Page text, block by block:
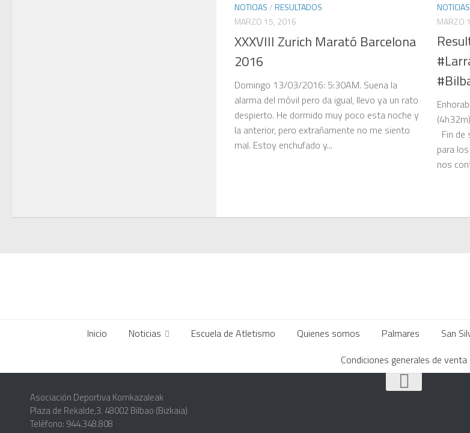
NOTICIAS/RESULTADOS
MARZO 15, 2016
XXXVIII Zurich Marató Barcelona
2016
Domingo 13/03/2016: 5:30AM. Suena la
alarma del móvil pero da igual, llevo ya un rato
despierto. He dormido muy poco esta noche y
la anterior, pero extrañamente no me siento
mal. Estoy enchufado y...
NOTICIAS
MARZO
Fin de
para
nos
Inicio Noticias Escuela de Atletismo Quienes somos Palmares San
Condiciones generales de venta
Asociación Deportiva Korrikazaleak
Plaza de Rekalde,3. 48002 Bilbao (Bizkaia)
Teléfono: 944.348.808